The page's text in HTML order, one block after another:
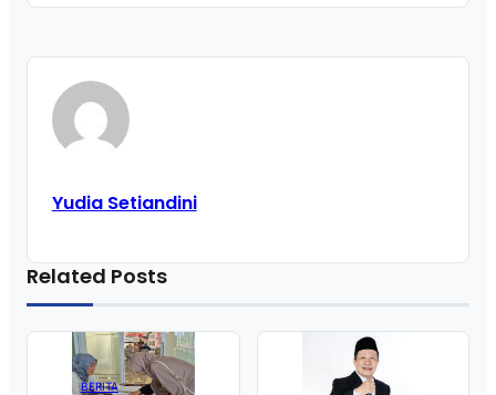
Yudia Setiandini
Related Posts
BERITA